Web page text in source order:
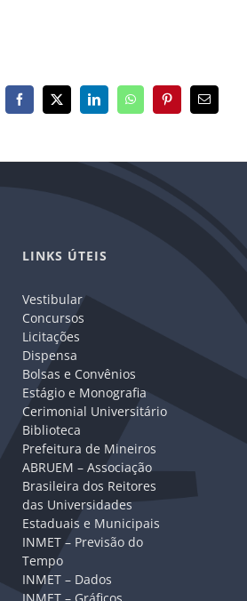
Facebook
X LinkedInWhatsAppPinterest
E-
mail
LINKS ÚTEIS
Vestibular
Concursos
Licitações
Dispensa
Bolsas e Convênios
Estágio e Monografia
Cerimonial Universitário
Biblioteca
Prefeitura de Mineiros
ABRUEM – Associação
Brasileira dos Reitores
das Universidades
Estaduais e Municipais
INMET – Previsão do
Tempo
INMET – Dados